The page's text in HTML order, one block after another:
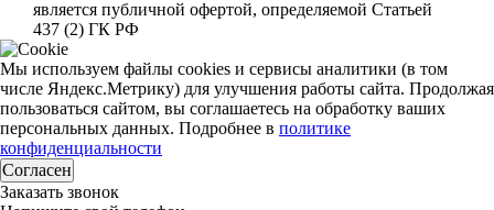
является публичной офертой, определяемой Статьей
437 (2) ГК РФ
Мы используем файлы cookies и сервисы аналитики (в том
числе Яндекс.Метрику) для улучшения работы сайта. Продолжая
пользоваться сайтом, вы соглашаетесь на обработку ваших
персональных данных. Подробнее в политике
конфиденциальности
Согласен
Заказать звонок